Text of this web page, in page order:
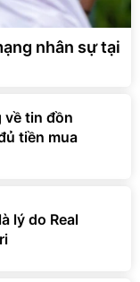
nhân sự tại
về tin đồn
tiền mua
lý do Real